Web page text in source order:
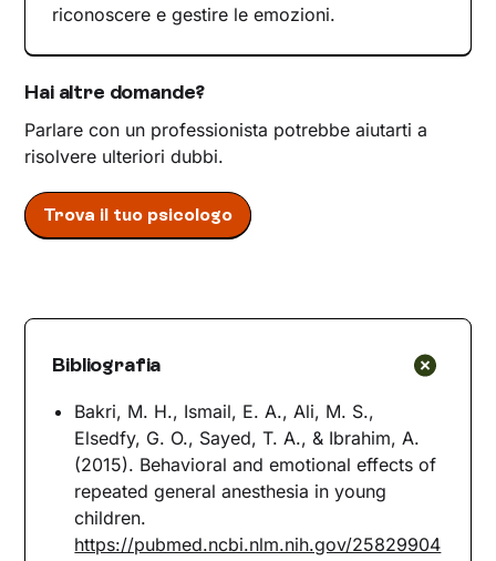
riconoscere e gestire le emozioni.
Hai altre domande?
Parlare con un professionista potrebbe aiutarti a
risolvere ulteriori dubbi.
Trova il tuo psicologo
Bibliografia
Bakri, M. H., Ismail, E. A., Ali, M. S.,
Elsedfy, G. O., Sayed, T. A., & Ibrahim, A.
(2015). Behavioral and emotional effects of
repeated general anesthesia in young
children.
https://pubmed.ncbi.nlm.nih.gov/25829904